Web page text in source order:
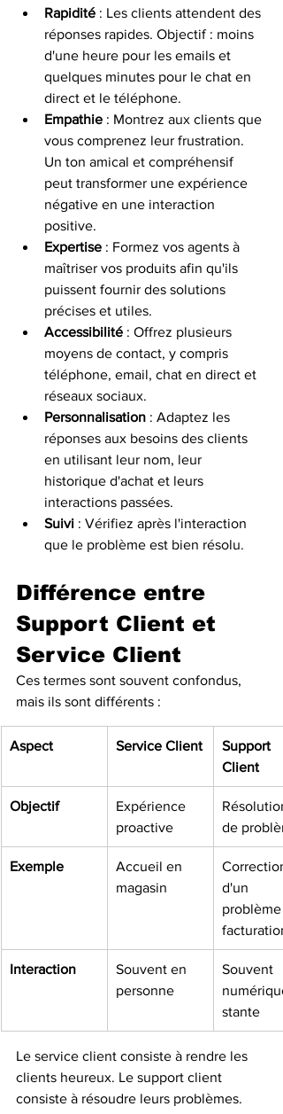
Rapidité : Les clients attendent des
réponses rapides. Objectif : moins
d'une heure pour les emails et
quelques minutes pour le chat en
direct et le téléphone.
Empathie : Montrez aux clients que
vous comprenez leur frustration.
Un ton amical et compréhensif
peut transformer une expérience
négative en une interaction
positive.
Expertise : Formez vos agents à
maîtriser vos produits afin qu'ils
puissent fournir des solutions
précises et utiles.
Accessibilité : Offrez plusieurs
moyens de contact, y compris
téléphone, email, chat en direct et
réseaux sociaux.
Personnalisation : Adaptez les
réponses aux besoins des clients
en utilisant leur nom, leur
historique d'achat et leurs
interactions passées.
Suivi : Vérifiez après l'interaction
que le problème est bien résolu.
Différence entre
Support Client et
Service Client
Ces termes sont souvent confondus,
mais ils sont différents :
Aspect Service Client
Support
Client
Objectif
Expérience
proactive
de
Exemple
Accueil en
magasin
Correction
d'un
problème
facturation
Interaction
Souvent en
personne
Souvent
stante
Le service client consiste à rendre les
clients heureux. Le support client
consiste à résoudre leurs problèmes.